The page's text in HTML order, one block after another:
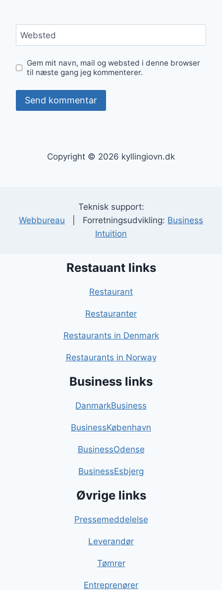
Websted
Gem mit navn, mail og websted i denne browser
til næste gang jeg kommenterer.
Copyright © 2026 kyllingiovn.dk
Teknisk support:
Webbureau | Forretningsudvikling: Business
Intuition
Restauant links
Restaurant
Restauranter
Restaurants in Denmark
Restaurants in Norway
Business links
DanmarkBusiness
BusinessKøbenhavn
BusinessOdense
BusinessEsbjerg
Øvrige links
Pressemeddelelse
Leverandør
Tømrer
Entreprenører